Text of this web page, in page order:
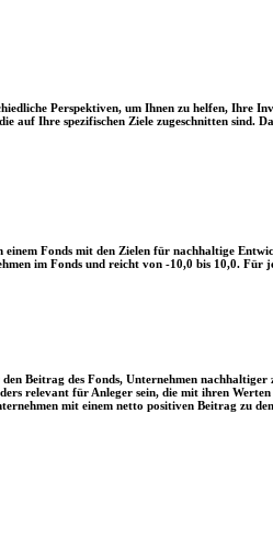
Perspektiven, um Ihnen zu helfen, Ihre
auf Ihre spezifischen Ziele zugeschnitten
einem Fonds mit den Zielen für nachhaltige
im Fonds und reicht von -10,0 bis 10,0.
Beitrag des Fonds, Unternehmen
relevant für Anleger sein, die mit ihren
mit einem netto positiven Beitrag zu